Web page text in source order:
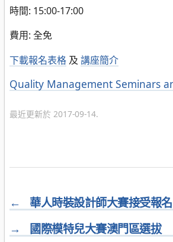
時間: 15:00-17:00
費用: 全免
下載報名表格 及 講座簡介
分
Quality Management Seminars
最近更新於 2017-09-14.
←
華人時裝設計師大賽接受報名
→
國際模特兒大賽澳門區選拔